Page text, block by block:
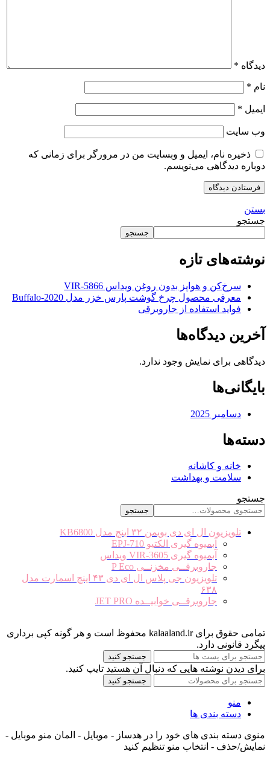
دیدگاه *
نام *
ایمیل *
وب‌ سایت
ذخیره نام، ایمیل و وبسایت من در مرورگر برای زمانی که
دوباره دیدگاهی می‌نویسم.
بستن
جستجو
جستجو
نوشته‌های تازه
سرخ‌کن و هواپز بدون روغن ویداس VIR-5866
معرفی محصول چرخ گوشت پارس خزر مدل Buffalo-2020
فواید استفاده از جاروبرقی
آخرین دیدگاه‌ها
دیدگاهی برای نمایش وجود ندارد.
بایگانی‌ها
دسامبر 2025
دسته‌ها
خانه و کاشانه
سلامت و بهداشت
جستجو
جستجو
تلویزیون ال ای دی بویمن ۳۲ اینچ مدل KB6800
آبمیوه گیری الکتیو EPJ-710
آبمیوه گیری VIR-3605 ویداس
جاروبرقــی مخزنــی P Eco
تلویزیون جی پلاس ال ای دی ۴۳ اینچ اسمارت مدل
۶۳۸
جاروبرقــی خوابیــده JET PRO
تمامی حقوق برای kalaaland.ir محفوظ است و هر گونه کپی برداری
پیگرد قانونی دارد.
جستجو کنید
برای دیدن نوشته هایی که دنبال آن هستید تایپ کنید.
جستجو کنید
منو
دسته بندی ها
منوی دسته بندی های خود را در هدساز - موبایل - المان منو موبایل -
نمایش/حذف - انتخاب منو تنظیم کنید